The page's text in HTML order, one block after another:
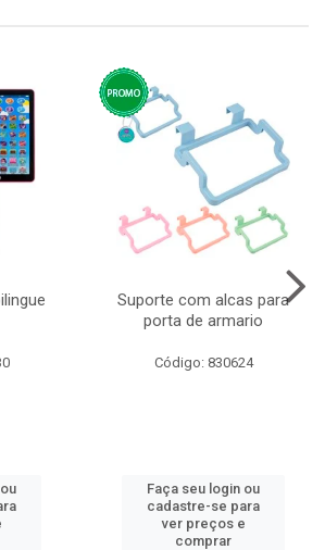
Suporte com alcas para
porta de armario
Código: 830624
Faça seu login ou
cadastre-se para
ver preços e
comprar